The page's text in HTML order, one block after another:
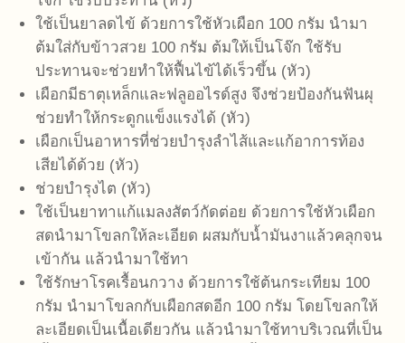
ใช้เป็นยาลดไข้ ด้วยการใช้หัวเผือก 100 กรัม นำมา
ต้มใส่กับข้าวสวย 100 กรัม ต้มให้เป็นโจ๊ก ใช้รับ
ประทานจะช่วยทำให้ฟื้นไข้ได้เร็วขึ้น (หัว)
เผือกมีธาตุเหล็กและฟลูออไรด์สูง จึงช่วยป้องกันฟันผุ
ช่วยทำให้กระดูกแข็งแรงได้ (หัว)
เผือกเป็นอาหารที่ช่วยบำรุงลำไส้และแก้อาการท้อง
เสียได้ด้วย (หัว)
ช่วยบำรุงไต (หัว)
ใช้เป็นยาทาแก้แมลงสัตว์กัดต่อย ด้วยการใช้หัวเผือก
สดนำมาโขลกให้ละเอียด ผสมกับน้ำมันงาแล้วคลุกจน
เข้ากัน แล้วนำมาใช้ทา
ใช้รักษาโรคเรื้อนกวาง ด้วยการใช้ต้นกระเทียม 100
กรัม นำมาโขลกกับเผือกสดอีก 100 กรัม โดยโขลกให้
ละเอียดเป็นเนื้อเดียวกัน แล้วนำมาใช้ทาบริเวณที่เป็น